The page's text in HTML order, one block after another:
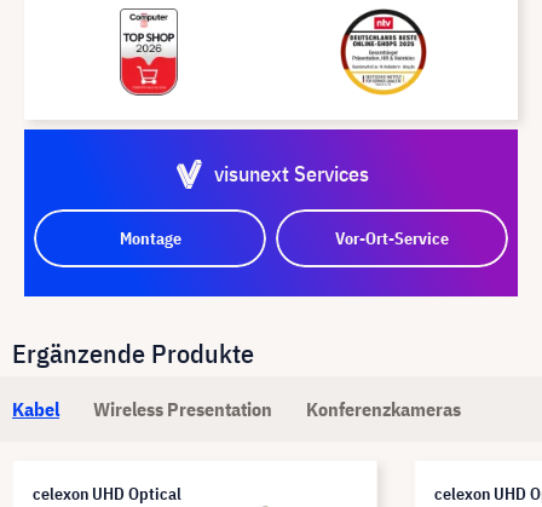
visunext Services
Montage Vor-Ort-Service
Ergänzende Produkte
Kabel Wireless Presentation Konferenzkameras
celexon UHD Optical
celexon UHD